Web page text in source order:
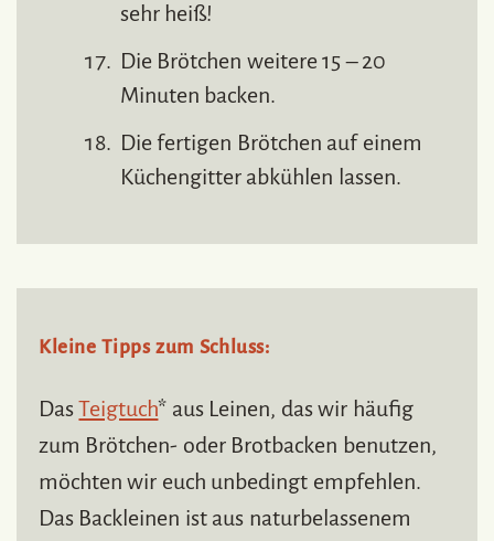
sehr heiß!
Die Brötchen weitere 15 – 20
Minuten backen.
Die fertigen Brötchen auf einem
Küchengitter abkühlen lassen.
Kleine Tipps zum Schluss:
DasTeigtuch* aus Leinen, das wir häufig
zum Brötchen- oder Brotbacken benutzen,
möchten wir euch unbedingt empfehlen.
Das Backleinen ist aus naturbelassenem